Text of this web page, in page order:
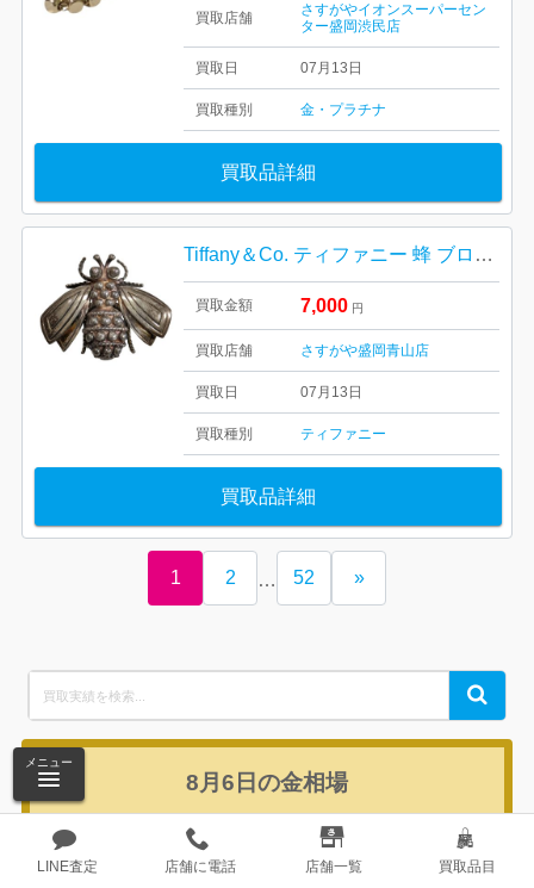
メニュー
LINE査定 店舗に電話 店舗一覧 買取品目
買取店舗
さすがやイオンスーパーセン
ター盛岡渋民店
買取日 07月13日
買取種別 金・プラチナ
買取品詳細
Tiffany＆Co. ティファニー 蜂 ブローチ
買取金額 7,000 円
買取店舗 さすがや盛岡青山店
買取日 07月13日
買取種別 ティファニー
買取品詳細
1 2 … 52 »
for:
Search
8月6日の金相場
22,525 前日比
+1,078円